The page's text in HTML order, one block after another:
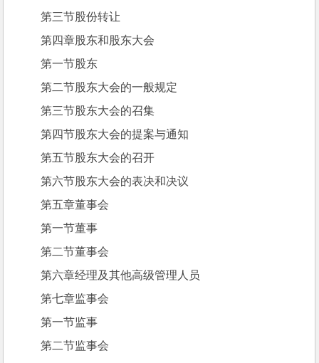
第三节股份转让
第四章股东和股东大会
第一节股东
第二节股东大会的一般规定
第三节股东大会的召集
第四节股东大会的提案与通知
第五节股东大会的召开
第六节股东大会的表决和决议
第五章董事会
第一节董事
第二节董事会
第六章经理及其他高级管理人员
第七章监事会
第一节监事
第二节监事会